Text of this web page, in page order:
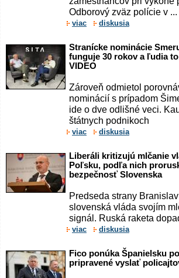
Odborový zväz polície v ...
viac diskusia
Stranícke nominácie
funguje 30 rokov a ľudia
VIDEO
Zároveň odmietol
nominácií s prípadom
ide o dve odlišné veci.
štátnych podnikoch
viac diskusia
Liberáli kritizujú mlčanie
Poľsku, podľa nich
bezpečnosť Slovenska
Predseda strany
slovenská vláda svojím
signál. Ruská raketa
viac diskusia
Fico ponúka Španielsku
pripravené vyslať